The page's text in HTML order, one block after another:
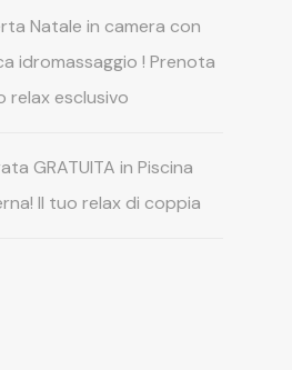
Natale in camera con
idromassaggio ! Prenota
relax esclusivo
GRATUITA in Piscina
Il tuo relax di coppia